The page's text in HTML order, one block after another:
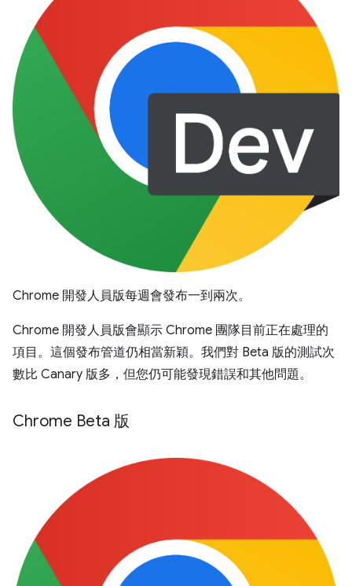
Chrome 開發人員版每週會發布一到兩次。
Chrome 開發人員版會顯示 Chrome 團隊目前正在處理的
項目。這個發布管道仍相當新穎。我們對 Beta 版的測試次
數比 Canary 版多，但您仍可能發現錯誤和其他問題。
Chrome Beta 版